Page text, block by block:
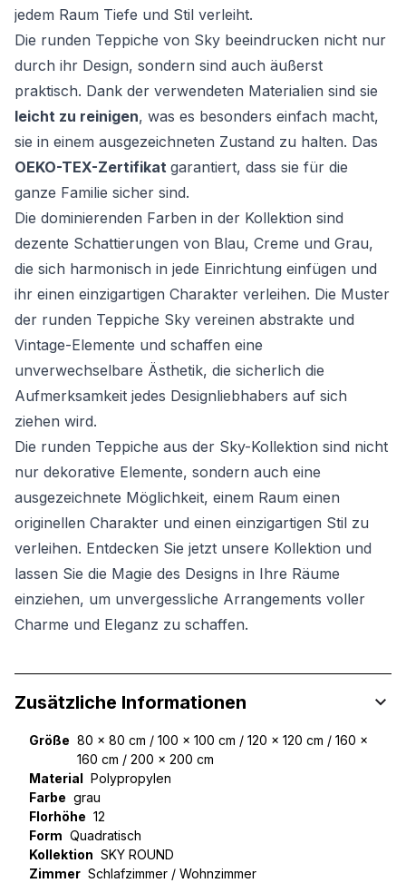
jedem Raum Tiefe und Stil verleiht.
Die runden Teppiche von Sky beeindrucken nicht nur
durch ihr Design, sondern sind auch äußerst
praktisch. Dank der verwendeten Materialien sind sie
leicht zu reinigen, was es besonders einfach macht,
sie in einem ausgezeichneten Zustand zu halten. Das
OEKO-TEX-Zertifikat garantiert, dass sie für die
ganze Familie sicher sind.
Die dominierenden Farben in der Kollektion sind
dezente Schattierungen von Blau, Creme und Grau,
die sich harmonisch in jede Einrichtung einfügen und
ihr einen einzigartigen Charakter verleihen. Die Muster
der runden Teppiche Sky vereinen abstrakte und
Vintage-Elemente und schaffen eine
unverwechselbare Ästhetik, die sicherlich die
Aufmerksamkeit jedes Designliebhabers auf sich
ziehen wird.
Die runden Teppiche aus der Sky-Kollektion sind nicht
nur dekorative Elemente, sondern auch eine
ausgezeichnete Möglichkeit, einem Raum einen
originellen Charakter und einen einzigartigen Stil zu
verleihen. Entdecken Sie jetzt unsere Kollektion und
lassen Sie die Magie des Designs in Ihre Räume
einziehen, um unvergessliche Arrangements voller
Charme und Eleganz zu schaffen.
Zusätzliche Informationen
Größe 80 x 80 cm / 100 x 100 cm / 120 x 120 cm / 160 x
160 cm / 200 x 200 cm
Material Polypropylen
Farbe grau
Florhöhe 12
Form Quadratisch
Kollektion SKY ROUND
Zimmer Schlafzimmer / Wohnzimmer